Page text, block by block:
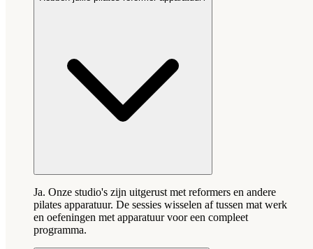
Ja. Onze studio's zijn uitgerust met reformers en andere
pilates apparatuur. De sessies wisselen af tussen mat werk
en oefeningen met apparatuur voor een compleet
programma.